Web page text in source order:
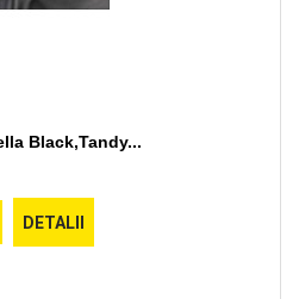
Black,Tandy...
DETALII